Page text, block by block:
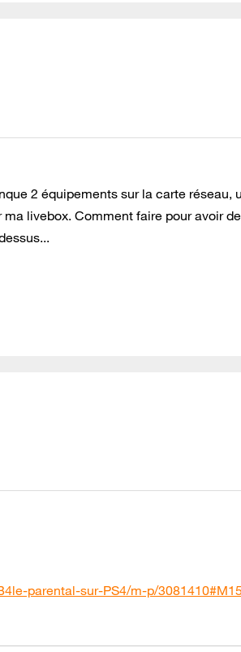
2 équipements sur la carte réseau,
livebox. Comment faire pour avoir de
parental-sur-PS4/m-p/